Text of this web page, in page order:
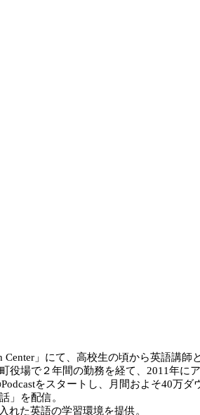
」にて、高校生の頃から英語講師
場で２年間の勤務を経て、2011年に
をスタートし、月間およそ40万ダ
」を配信。
れた英語の学習環境を提供。